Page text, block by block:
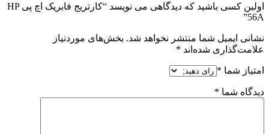
اولین کسی باشید که دیدگاهی می نویسد “کارتریج فابریک اچ پی HP
56A”
نشانی ایمیل شما منتشر نخواهد شد. بخش‌های موردنیاز
علامت‌گذاری شده‌اند *
امتیاز شما *
دیدگاه شما *